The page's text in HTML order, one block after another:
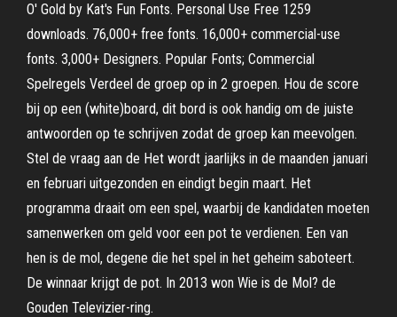
O' Gold by Kat's Fun Fonts. Personal Use Free 1259
downloads. 76,000+ free fonts. 16,000+ commercial-use
fonts. 3,000+ Designers. Popular Fonts; Commercial
Spelregels Verdeel de groep op in 2 groepen. Hou de score
bij op een (white)board, dit bord is ook handig om de juiste
antwoorden op te schrijven zodat de groep kan meevolgen.
Stel de vraag aan de Het wordt jaarlijks in de maanden januari
en februari uitgezonden en eindigt begin maart. Het
programma draait om een spel, waarbij de kandidaten moeten
samenwerken om geld voor een pot te verdienen. Een van
hen is de mol, degene die het spel in het geheim saboteert.
De winnaar krijgt de pot. In 2013 won Wie is de Mol? de
Gouden Televizier-ring.